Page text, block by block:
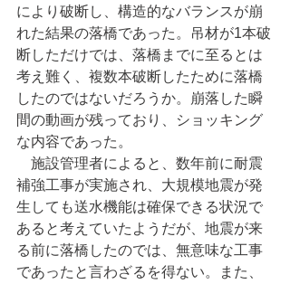
により破断し、構造的なバランスが崩
れた結果の落橋であった。吊材が1本破
断しただけでは、落橋までに至るとは
考え難く、複数本破断したために落橋
したのではないだろうか。崩落した瞬
間の動画が残っており、ショッキング
な内容であった。
施設管理者によると、数年前に耐震
補強工事が実施され、大規模地震が発
生しても送水機能は確保できる状況で
あると考えていたようだが、地震が来
る前に落橋したのでは、無意味な工事
であったと言わざるを得ない。また、